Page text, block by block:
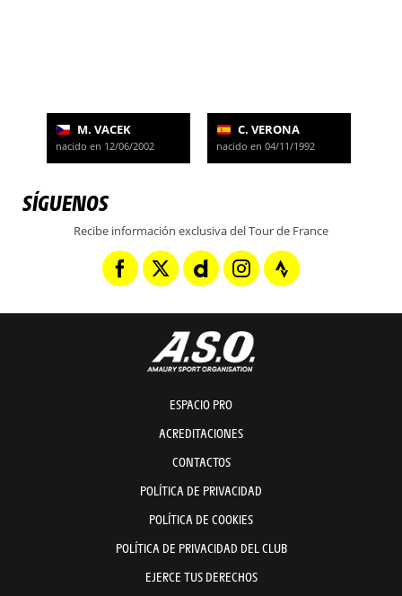
M. VACEK
nacido en 12/06/2002
C. VERONA
nacido en 04/11/1992
SÍGUENOS
Recibe información exclusiva del Tour de France
ESPACIO PRO
ACREDITACIONES
CONTACTOS
POLÍTICA DE PRIVACIDAD
POLÍTICA DE COOKIES
POLÍTICA DE PRIVACIDAD DEL CLUB
EJERCE TUS DERECHOS